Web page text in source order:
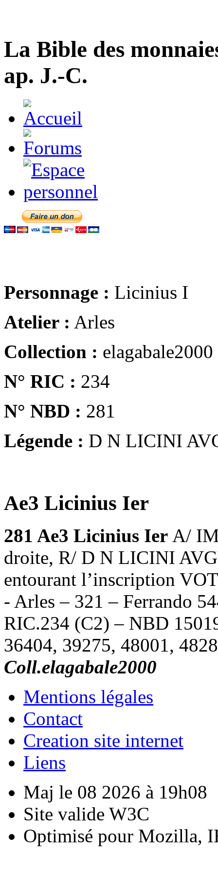
La Bible des
ap. J.-C.
Personnage : Licinius I
Atelier : Arles
Collection : elagabale2000
N° RIC : 234
N° NBD : 281
Légende : D N LICINI
Ae3 Licinius Ier
281 Ae3 Licinius Ier A/
droite, R/ D N LICINI
entourant l’inscription
- Arles – 321 – Ferrando
RIC.234 (C2) – NBD
36404, 39275, 48001,
Coll.elagabale2000
Mentions légales
Contact
Creation site internet
Liens
Maj le 08 2026 à 19h08
Site valide W3C
Optimisé pour Mozilla,